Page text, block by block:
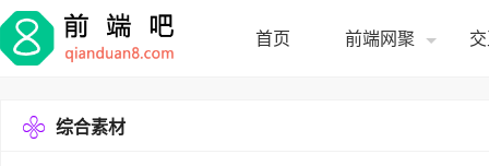
首页 前端网聚
 综合素材